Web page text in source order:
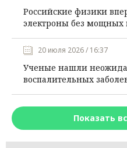
Российские физики
электроны без мощных
20 июля 2026 / 16:37
Ученые нашли
воспалительных
Показать